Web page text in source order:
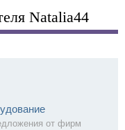
Natalia44
от фирм